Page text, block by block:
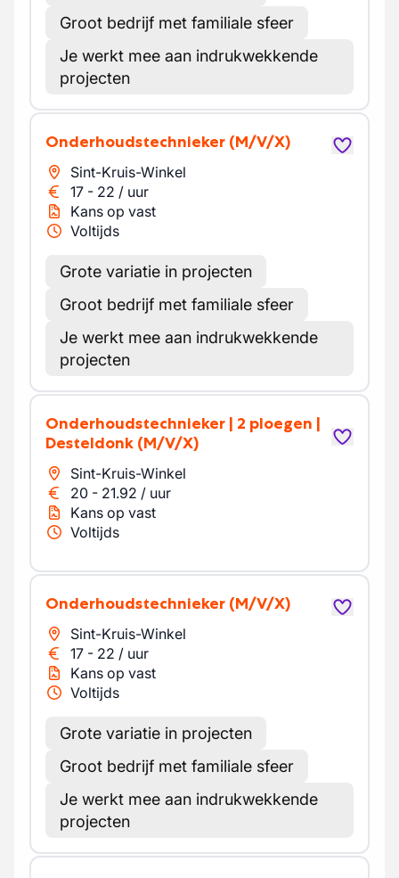
Groot bedrijf met familiale sfeer
Je werkt mee aan indrukwekkende
projecten
Onderhoudstechnieker (M/V/X)
Sint-Kruis-Winkel
17 - 22 / uur
Kans op vast
Voltijds
Grote variatie in projecten
Groot bedrijf met familiale sfeer
Je werkt mee aan indrukwekkende
projecten
Onderhoudstechnieker | 2 ploegen |
Desteldonk (M/V/X)
Sint-Kruis-Winkel
20 - 21.92 / uur
Kans op vast
Voltijds
Onderhoudstechnieker (M/V/X)
Sint-Kruis-Winkel
17 - 22 / uur
Kans op vast
Voltijds
Grote variatie in projecten
Groot bedrijf met familiale sfeer
Je werkt mee aan indrukwekkende
projecten